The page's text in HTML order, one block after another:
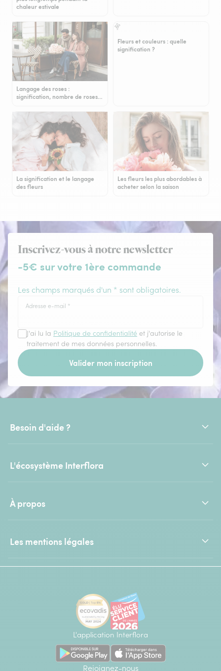
chaleur estivale
Langage des roses :
signification, nombre de roses…
Fleurs et couleurs : quelle
signification ?
La signification et le langage
des fleurs
Les fleurs les plus abordables à
acheter selon la saison
Inscrivez-vous à notre newsletter
-5€ sur votre 1ère commande
Les champs marqués d'un * sont obligatoires.
Adresse e-mail *
J'ai lu la Politique de confidentialité et j'autorise le
traitement de mes données personnelles.
Valider mon inscription
Besoin d'aide ?
L'écosystème Interflora
À propos
Les mentions légales
L'application Interflora
Rejoignez-nous